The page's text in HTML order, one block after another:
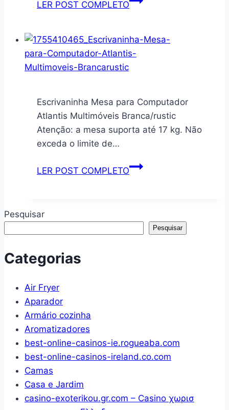
2,6ml
LER POST COMPLETO
para
Purificador
Consul
Original
Escrivaninha Mesa para Computador
Atlantis Multimóveis Branca/rustic
Atenção: a mesa suporta até 17 kg. Não
exceda o limite de…
LER POST COMPLETOEscrivaninha
Atlantis
Multimóveis
Pesquisar
Pesquisar
Categorias
Air Fryer
Aparador
Armário cozinha
Aromatizadores
best-online-casinos-ie.rogueaba.com
best-online-casinos-ireland.co.com
Camas
Casa e Jardim
casino-exoterikou.gr.com – Casino χωρισ